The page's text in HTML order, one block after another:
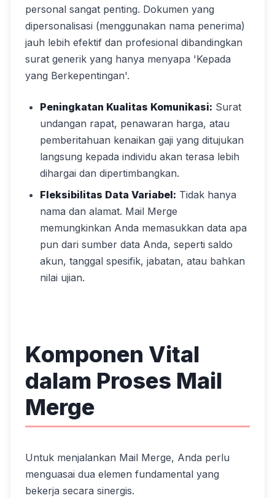
personal sangat penting. Dokumen yang
dipersonalisasi (menggunakan nama penerima)
jauh lebih efektif dan profesional dibandingkan
surat generik yang hanya menyapa 'Kepada
yang Berkepentingan'.
Peningkatan Kualitas Komunikasi: Surat
undangan rapat, penawaran harga, atau
pemberitahuan kenaikan gaji yang ditujukan
langsung kepada individu akan terasa lebih
dihargai dan dipertimbangkan.
Fleksibilitas Data Variabel: Tidak hanya
nama dan alamat. Mail Merge
memungkinkan Anda memasukkan data apa
pun dari sumber data Anda, seperti saldo
akun, tanggal spesifik, jabatan, atau bahkan
nilai ujian.
Komponen Vital
dalam Proses Mail
Merge
Untuk menjalankan Mail Merge, Anda perlu
menguasai dua elemen fundamental yang
bekerja secara sinergis.